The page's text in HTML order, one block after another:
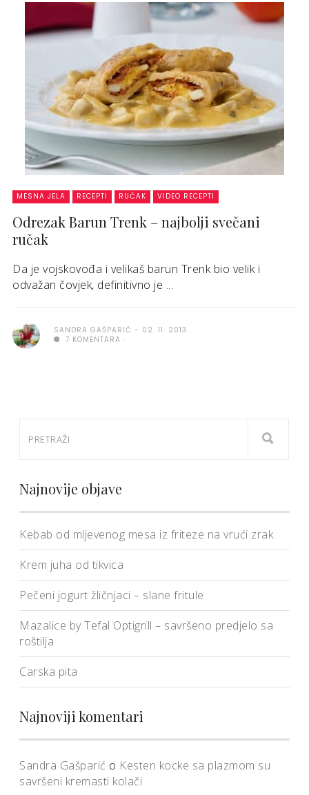
MESNA JELA RECEPTI RUČAK VIDEO RECEPTI
Odrezak Barun Trenk – najbolji svečani
ručak
Da je vojskovođa i velikaš barun Trenk bio velik i
odvažan čovjek, definitivno je ...
SANDRA GAŠPARIĆ
02. 11. 2013.
7 KOMENTARA
Najnovije objave
Kebab od mljevenog mesa iz friteze na vrući zrak
Krem juha od tikvica
Pečeni jogurt žličnjaci – slane fritule
Mazalice by Tefal Optigrill – savršeno predjelo sa
roštilja
Carska pita
Najnoviji komentari
Sandra Gašparić o Kesten kocke sa plazmom su
savršeni kremasti kolači